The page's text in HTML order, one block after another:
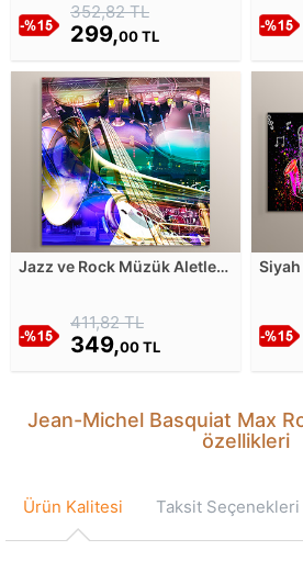
352,82 TL
299,00 TL
Jazz ve Rock Müzük Aletleri
411,82 TL
349,00 TL
Siyah
Jean-Michel Basquiat Max
özellikleri
Ürün Kalitesi Taksit Seçenekleri